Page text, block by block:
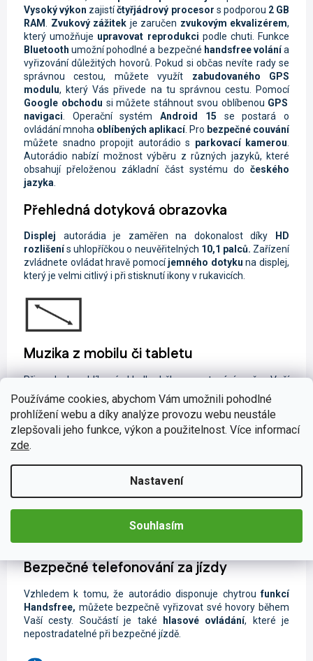
Používáme cookies, abychom Vám umožnili pohodlné
prohlížení webu a díky analýze provozu webu neustále
zlepšovali jeho funkce, výkon a použitelnost. Více informací
zde.
Nastavení
Souhlasím
Vysoký výkon zajistíčtyřjádrový procesor s podporou 2 GB
RAM
Zvukový zážitek je zaručen zvukovým ekvalizérem,
který umožňuje upravovat reprodukci podle chuti. Funkce
Bluetooth umožní pohodlné a bezpečné handsfree volánía
vyřizování důležitých hovorů. Pokud si občas nevíte rady se
správnou cestou, můžete využít zabudovaného GPS
modulu, který Vás přivede na tu správnou cestu. Pomocí
Google obchodu si můžete stáhnout svou oblíbenou GPS
navigaci . Operační systémAndroid 15 se postará o
ovládání mnoha oblíbených aplikací. Pro bezpečné couvání
můžete snadno propojit autorádio s parkovací kamerou
Autorádio nabízí možnost výběru z různých jazyků, které
obsahují přeloženou základní část systému do českého
jazyka
Přehledná dotyková obrazovka
Displej autorádia je zaměřen na dokonalost díky
HD
rozlišenís uhlopříčkou o neuvěřitelných 10,1 palců. Zařízení
zvládnete ovládat hravě pomocíjemného dotyku na displej,
který je velmi citlivý i při stisknutí ikony v rukavicích.
Muzika z mobilu či tabletu
Při poslechu oblíbené skladby během cestování se čas Vaší
jízdy neuvěřitelně zkrátí. Díky širokému spektru možnosti
připojení nebudete odkázáni pouze na rozhlasové vysílání.
Svou oblíbenou hudbu a videa můžete sdílet pomocíUSB
flashdisku čiBluetooth. Lze také jednoduše nahrávky
streamovat ze svého chytrého zařízení pomocí funkce
frekvenci či na digitálním vysílání
Bezpečné telefonování za jízdy
Vzhledem k tomu, že autorádio disponuje chytroufunkcí
Handsfree, můžete bezpečně vyřizovat své hovory během
Vaší cesty. Součástí je také hlasové ovládání, které je
nepostradatelné při bezpečné jízdě.